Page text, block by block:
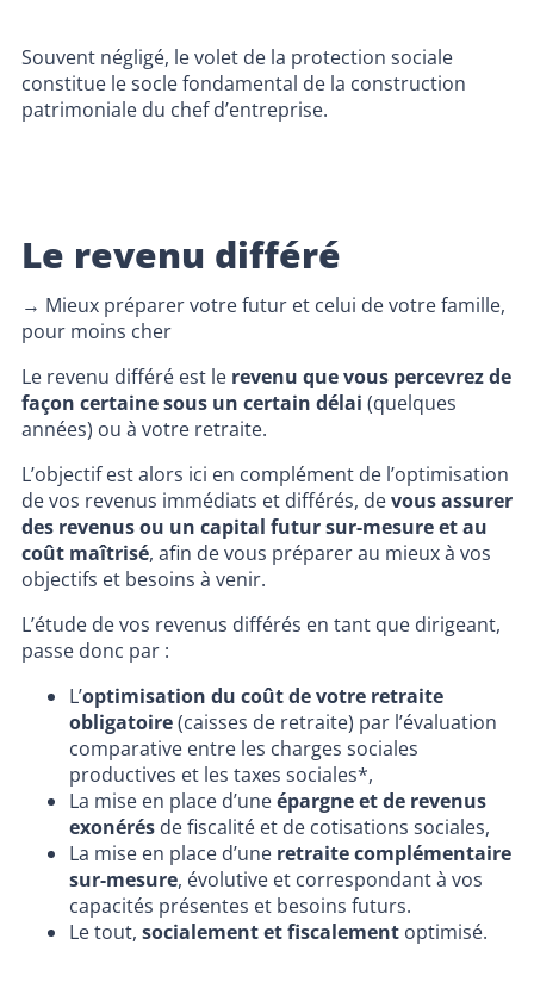
Souvent négligé, le volet de la protection sociale
constitue le socle fondamental de la construction
patrimoniale du chef d’entreprise.
Le revenu différé
→ Mieux préparer votre futur et celui de votre famille,
pour moins cher
Le revenu différé est le revenu que vous percevrez de
façon certaine sous un certain délai (quelques
années) ou à votre retraite.
L’objectif est alors ici en complément de l’optimisation
de vos revenus immédiats et différés, devous assurer
des revenus ou un capital futur sur-mesure et au
coût maîtrisé, afin de vous préparer au mieux à vos
objectifs et besoins à venir.
L’étude de vos revenus différés en tant que dirigeant,
passe donc par :
L’optimisation du coût de votre retraite
obligatoire(caisses de retraite) par l’évaluation
comparative entre les charges sociales
productives et les taxes sociales*,
La mise en place d’uneépargne et de revenus
exonérés de fiscalité et de cotisations sociales,
La mise en place d’une retraite complémentaire
sur-mesure, évolutive et correspondant à vos
capacités présentes et besoins futurs.
Le tout, socialement et fiscalement optimisé.